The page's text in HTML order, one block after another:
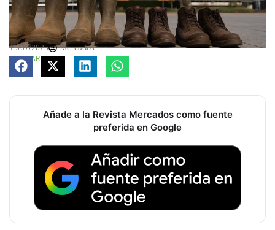
15/07/2025
Mercados
COMPARTE
Añade a la Revista Mercados como fuente
preferida en Google